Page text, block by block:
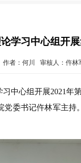
学习中心组开
作者：何川 审核人：仵林
中心组开展2021年
党委书记仵林军主